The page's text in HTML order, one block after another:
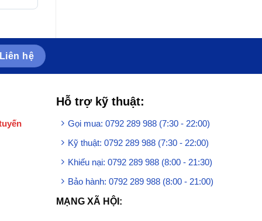
Liên hệ
Hỗ trợ kỹ thuật:
Gọi mua: 0792 289 988 (7:30 - 22:00)
Kỹ thuật: 0792 289 988 (7:30 - 22:00)
Khiếu nại: 0792 289 988 (8:00 - 21:30)
Bảo hành: 0792 289 988 (8:00 - 21:00)
MẠNG XÃ HỘI: